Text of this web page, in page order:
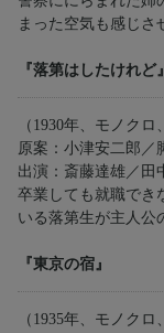
まった空気も感じさ
『落第はしたけれど』
（1930年、モノクロ
原案：小津安二郎／
出演：斎藤達雄／田
卒業しても就職でき
いる落第生が主人公
『東京の宿』
（1935年、モノクロ